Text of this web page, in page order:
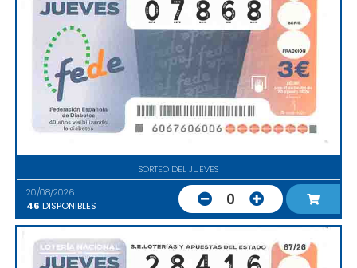
SORTEO DEL JUEVES
20/08/2026
46 DISPONIBLES 0